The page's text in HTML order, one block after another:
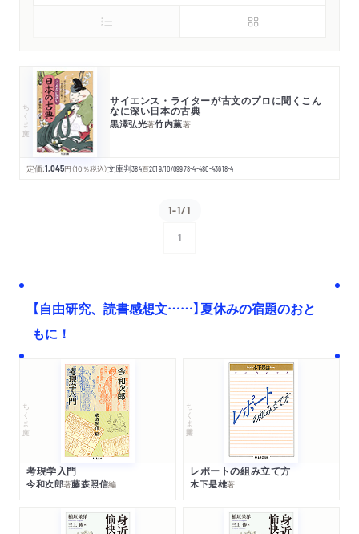
ちくま文庫 サイエンス・ライターが古文のプロに聞くこん
なに深い日本の古典
黒澤弘光著竹内薫著
定価:1,045円 （10％税込）文庫判384頁2019/10/09978-4-480-43618-4
1-1/1
1
【自由研究、読書感想文……】夏休みの宿題のおと
もに！
ちくま文庫
考現学入門
今和次郎著藤森照信編
ちくま学芸文庫
レポートの組み立て方
木下是雄著